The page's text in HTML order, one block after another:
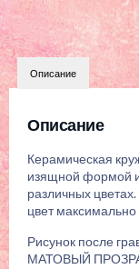
Описание
Описание
Керамическая
изящной формой
различных цветах.
цвет
Рисунок после
МАТОВЫЙ